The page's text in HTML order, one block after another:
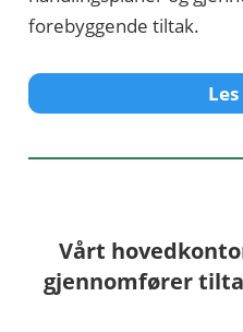
forebyggende tiltak.
Vårt
gjennomfører